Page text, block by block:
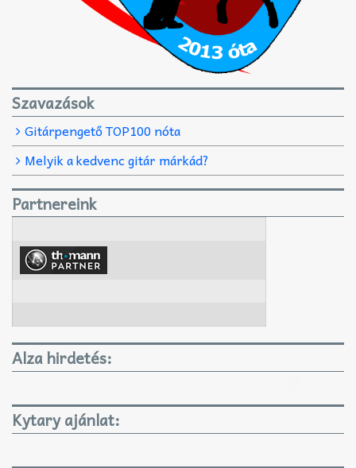
Szavazások
Gitárpengető TOP100 nóta
Melyik a kedvenc gitár márkád?
Partnereink
Alza hirdetés:
Kytary ajánlat: